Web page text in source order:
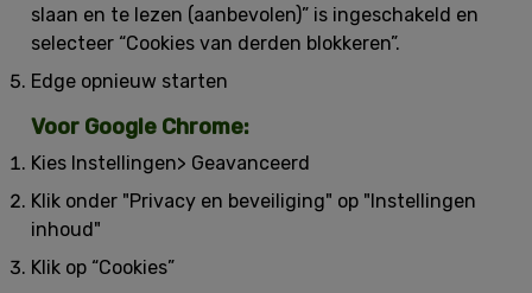
slaan en te lezen (aanbevolen)” is ingeschakeld en
selecteer “Cookies van derden blokkeren”.
Edge opnieuw starten
Voor Google Chrome:
Kies Instellingen> Geavanceerd
Klik onder "Privacy en beveiliging" op "Instellingen
inhoud"
Klik op “Cookies”